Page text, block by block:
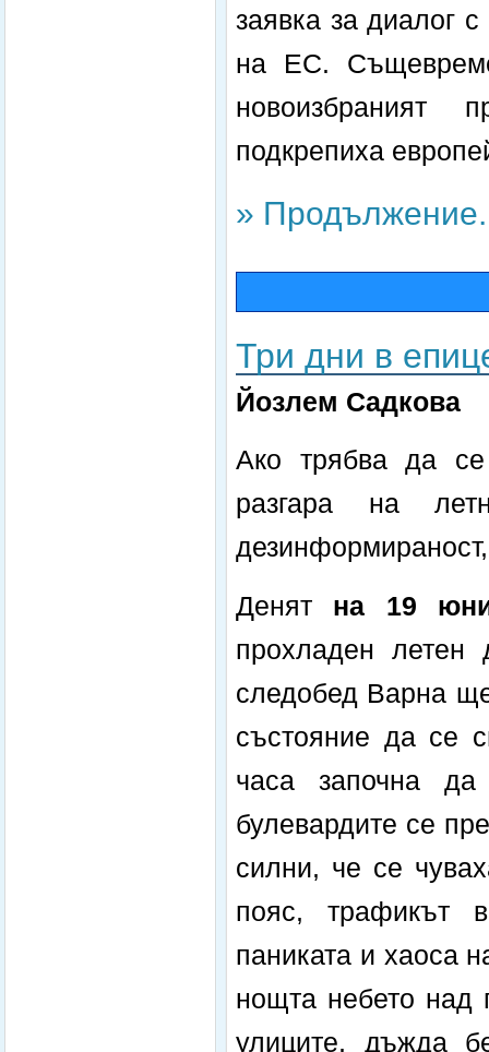
заявка за диалог
на ЕС.
новоизбраният
подкрепиха
»
Три дни в
Йозлем Садкова
Ако трябва да
разгара на
Денят на 19
прохладен
следобед Варна
състояние да се
часа започна
булевардите се
силни, че се
пояс, трафикът
паниката и хаоса
нощта небето над
улиците, дъжда